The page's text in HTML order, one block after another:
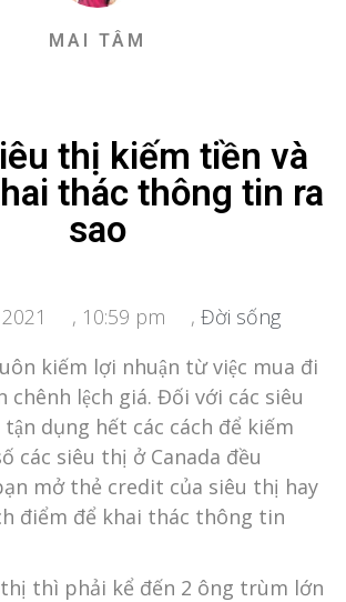
MAI TÂM
thị kiếm tiền và
thác thông tin ra
sao
, 10:59 pm , Đời sống
kiếm lợi nhuận từ việc mua đi
chênh lệch giá. Đối với các siêu
dụng hết các cách để kiếm
các siêu thị ở Canada đều
mở thẻ credit của siêu thị hay
điểm để khai thác thông tin
thì phải kể đến 2 ông trùm lớn